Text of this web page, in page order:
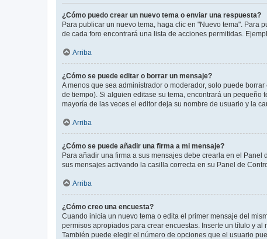
¿Cómo puedo crear un nuevo tema o enviar una respuesta?
Para publicar un nuevo tema, haga clic en "Nuevo tema". Para
de cada foro encontrará una lista de acciones permitidas.
Arriba
¿Cómo se puede editar o borrar un mensaje?
A menos que sea administrador o moderador, solo puede
de tiempo). Si alguien editase su tema, encontrará un
mayoría de las veces el editor deja su nombre de usuario y la
Arriba
¿Cómo se puede añadir una firma a mi mensaje?
Para añadir una firma a sus mensajes debe crearla en el
sus mensajes activando la casilla correcta en su Panel de
Arriba
¿Cómo creo una encuesta?
Cuando inicia un nuevo tema o edita el primer mensaje del
permisos apropiados para crear encuestas. Inserte un título y
También puede elegir el número de opciones que el usuario